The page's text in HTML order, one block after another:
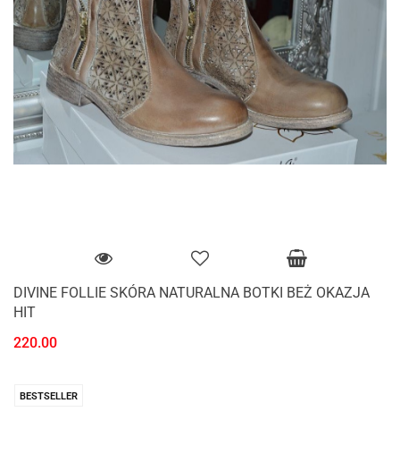
DIVINE FOLLIE SKÓRA NATURALNA BOTKI BEŻ OKAZJA
HIT
220.00
BESTSELLER